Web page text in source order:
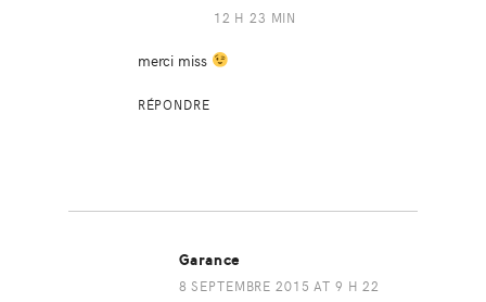
12 H 23 MIN
merci miss
RÉPONDRE
Garance
8 SEPTEMBRE 2015 AT 9 H 22